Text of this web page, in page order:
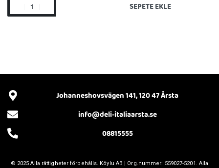
SEPETE EKLE
Johanneshovsvägen 141, 120 47 Årsta
info@deli-italiaarsta.se
08815555
© 2025 Alla rättigheter förbehålls. Köylu AB | Org.nummer: 559027-5201. Alla